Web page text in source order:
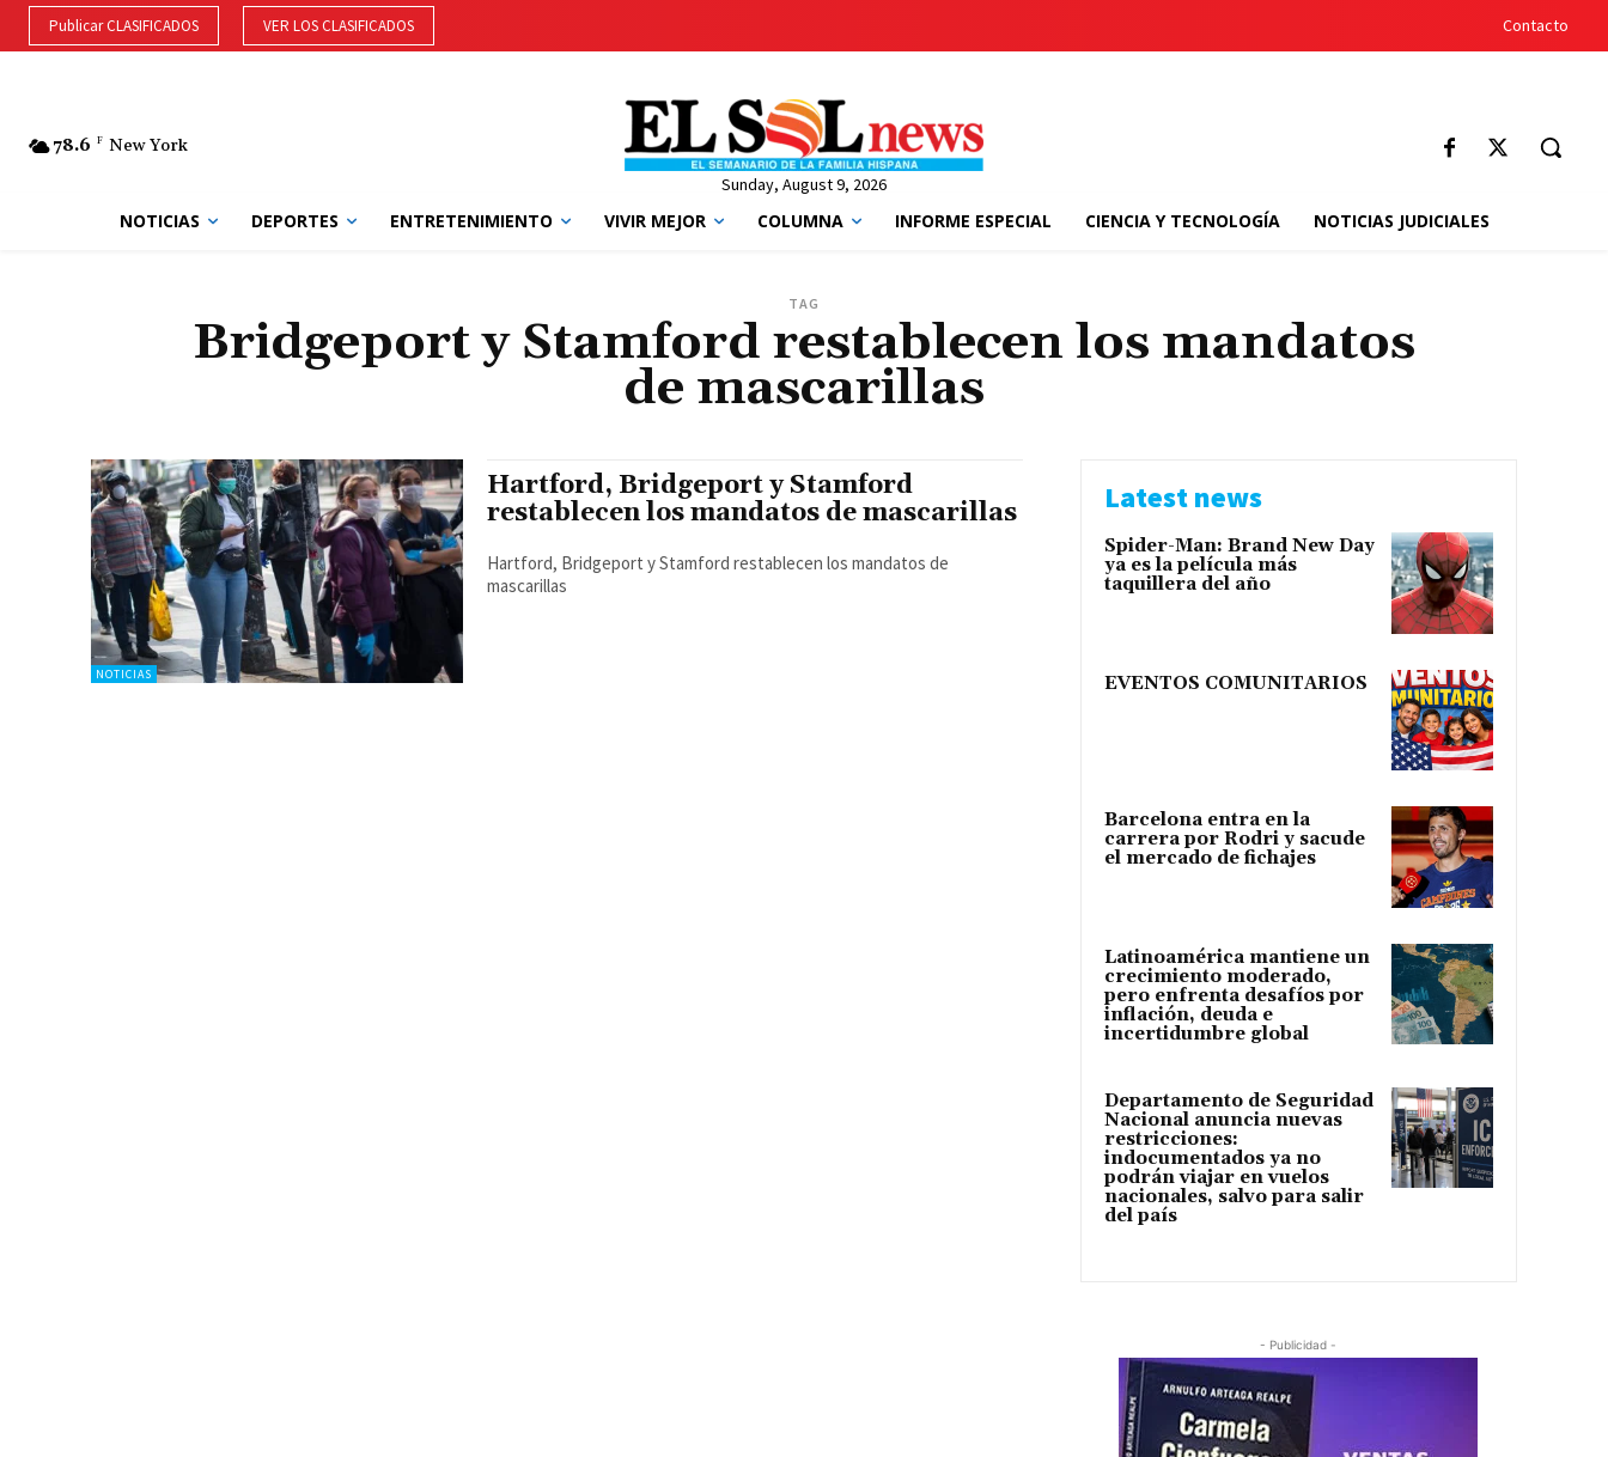
Publicar CLASIFICADOS VER LOS CLASIFICADOS Contacto
78.6 F New York
Sunday, August 9, 2026
NOTICIAS DEPORTES ENTRETENIMIENTO VIVIR MEJOR COLUMNA INFORME ESPECIAL CIENCIA Y TECNOLOGÍA NOTICIAS JUDICIALES
TAG
Bridgeport y Stamford restablecen los mandatos
de mascarillas
NOTICIAS
Hartford, Bridgeport y Stamford
restablecen los mandatos de mascarillas
Hartford, Bridgeport y Stamford restablecen los mandatos de
mascarillas
Latest news
Spider-Man: Brand New Day
ya es la película más
taquillera del año
EVENTOS COMUNITARIOS
Barcelona entra en la
carrera por Rodri y sacude
el mercado de fichajes
Latinoamérica mantiene un
crecimiento moderado,
pero enfrenta desafíos por
inflación, deuda e
incertidumbre global
Departamento de Seguridad
Nacional anuncia nuevas
restricciones:
indocumentados ya no
podrán viajar en vuelos
nacionales, salvo para salir
del país
- Publicidad -